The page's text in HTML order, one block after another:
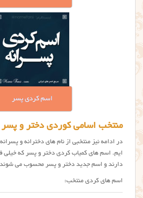
اسم کردی پسر
منتخب اسامی کوردی دختر و پسر
در ادامه نیز منتخبی از نام های دخترانه و
ایم. اسم های کمیاب کردی دختر و پسر که خیلی
دارند و اسم جدید دختر و پسر محسوب می
اسم های کردی منتخب: